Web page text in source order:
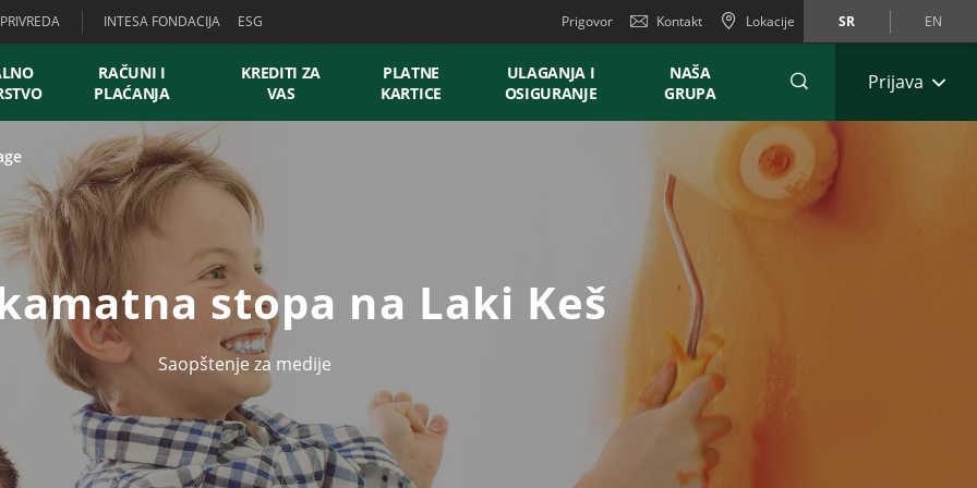
PRIVREDA INTESA FONDACIJA ESG Prigovor Kontakt Lokacije SR EN
RAČUNI I
PLAĆANJA
KREDITI ZA
VAS
PLATNE
KARTICE
ULAGANJA I
OSIGURANJE
NAŠA
GRUPA
Prijava
stopa na Laki Keš
Saopštenje za medije